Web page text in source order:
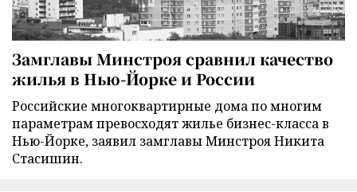
Замглавы Минстроя сравнил качество
жилья в Нью-Йорке и России
Российские многоквартирные дома по многим
параметрам превосходят жилье бизнес-класса в
Нью-Йорке, заявил замглавы Минстроя Никита
Стасишин.